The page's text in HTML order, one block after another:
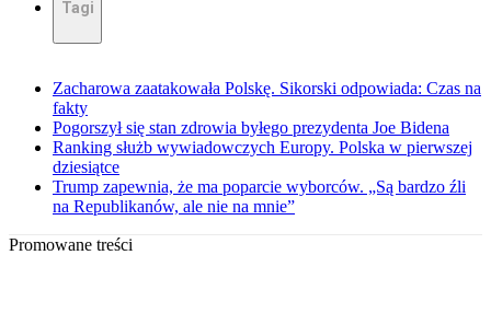
Tagi
Zacharowa zaatakowała Polskę. Sikorski odpowiada: Czas na
fakty
Pogorszył się stan zdrowia byłego prezydenta Joe Bidena
Ranking służb wywiadowczych Europy. Polska w pierwszej
dziesiątce
Trump zapewnia, że ma poparcie wyborców. „Są bardzo źli
na Republikanów, ale nie na mnie”
Promowane treści